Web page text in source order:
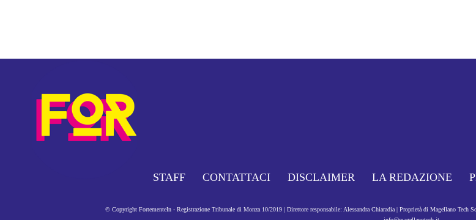
STAFF CONTATTACI DISCLAIMER LA REDAZIONE
© Copyright FortementeIn - Registrazione Tribunale di Monza 10/2019 | Direttore responsabile: Alessandra Chiaradia | Proprietà di Magellano